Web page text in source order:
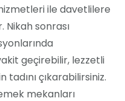
ile davetlilere
Nikah sonrası
geçirebilir, lezzetli
çıkarabilirsiniz.
mekanları